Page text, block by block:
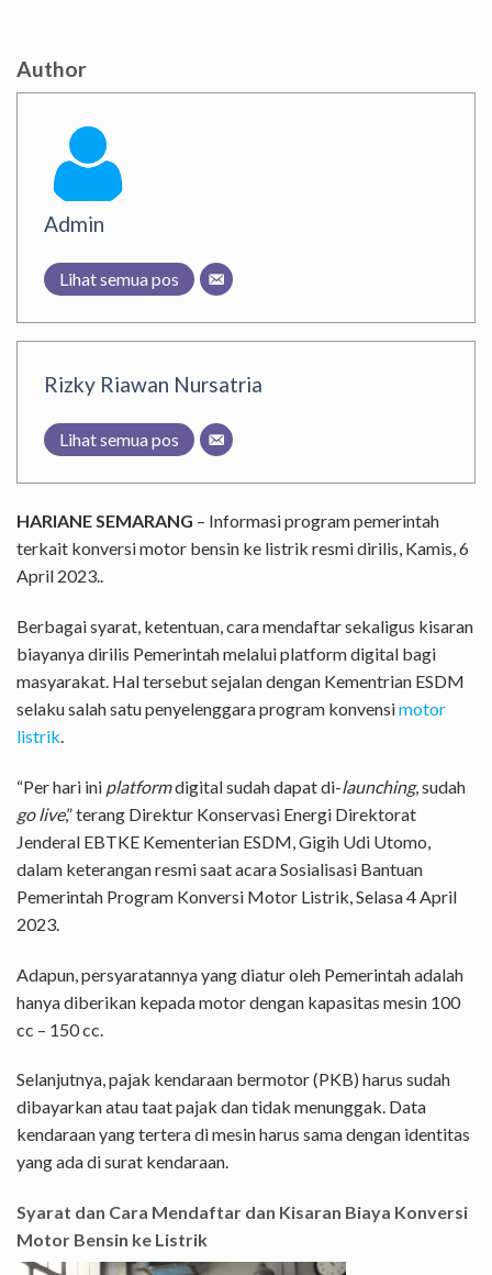
Author
Admin
Lihat semua pos
Rizky Riawan Nursatria
Lihat semua pos
HARIANE SEMARANG – Informasi program pemerintah
terkait konversi motor bensin ke listrik resmi dirilis, Kamis, 6
April 2023..
Berbagai syarat, ketentuan, cara mendaftar sekaligus kisaran
biayanya dirilis Pemerintah melalui platform digital bagi
masyarakat. Hal tersebut sejalan dengan Kementrian ESDM
selaku salah satu penyelenggara program konvensimotor
listrik.
“Per hari ini platformdigital sudah dapat di-launching, sudah
go live,” terang Direktur Konservasi Energi Direktorat
Jenderal EBTKE Kementerian ESDM, Gigih Udi Utomo,
dalam keterangan resmi saat acara Sosialisasi Bantuan
Pemerintah Program Konversi Motor Listrik, Selasa 4 April
2023.
Adapun, persyaratannya yang diatur oleh Pemerintah adalah
hanya diberikan kepada motor dengan kapasitas mesin 100
cc – 150 cc.
Selanjutnya, pajak kendaraan bermotor (PKB) harus sudah
dibayarkan atau taat pajak dan tidak menunggak. Data
kendaraan yang tertera di mesin harus sama dengan identitas
yang ada di surat kendaraan.
Syarat dan Cara Mendaftar dan Kisaran Biaya Konversi
Motor Bensin ke Listrik